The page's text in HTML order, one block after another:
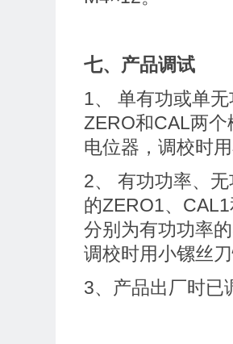
七、产品调试
1、 单有功或单
ZERO和CAL两
电位器，调校时
2、 有功功率、
的ZERO1、
分别为有功功率
调校时用小镙丝
3、产品出厂时已